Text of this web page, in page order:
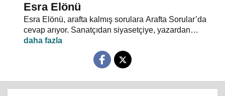
Esra Elönü
Esra Elönü, arafta kalmış sorulara Arafta Sorular’da
cevap arıyor. Sanatçıdan siyasetçiye, yazardan
oyuncuya herkes kendi arafını bu programda anlatıyor.
Hayata, insana, gündem ve siyasete dair her şeyin
konuşulduğu, akıllara takılan, cevabı bulunamayan
konuklarına arafını sorgulatıyor.